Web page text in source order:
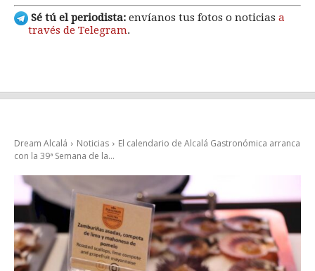
Sé tú el periodista: envíanos tus fotos o noticias a
través de Telegram.